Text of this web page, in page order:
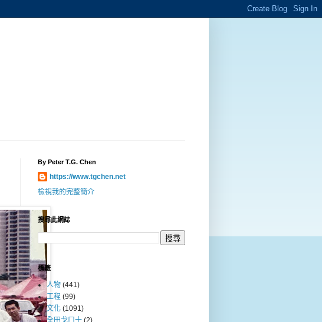
By Peter T.G. Chen
https://www.tgchen.net
檢視我的完整簡介
搜尋此網誌
標籤
人物 (441)
工程 (99)
文化 (1091)